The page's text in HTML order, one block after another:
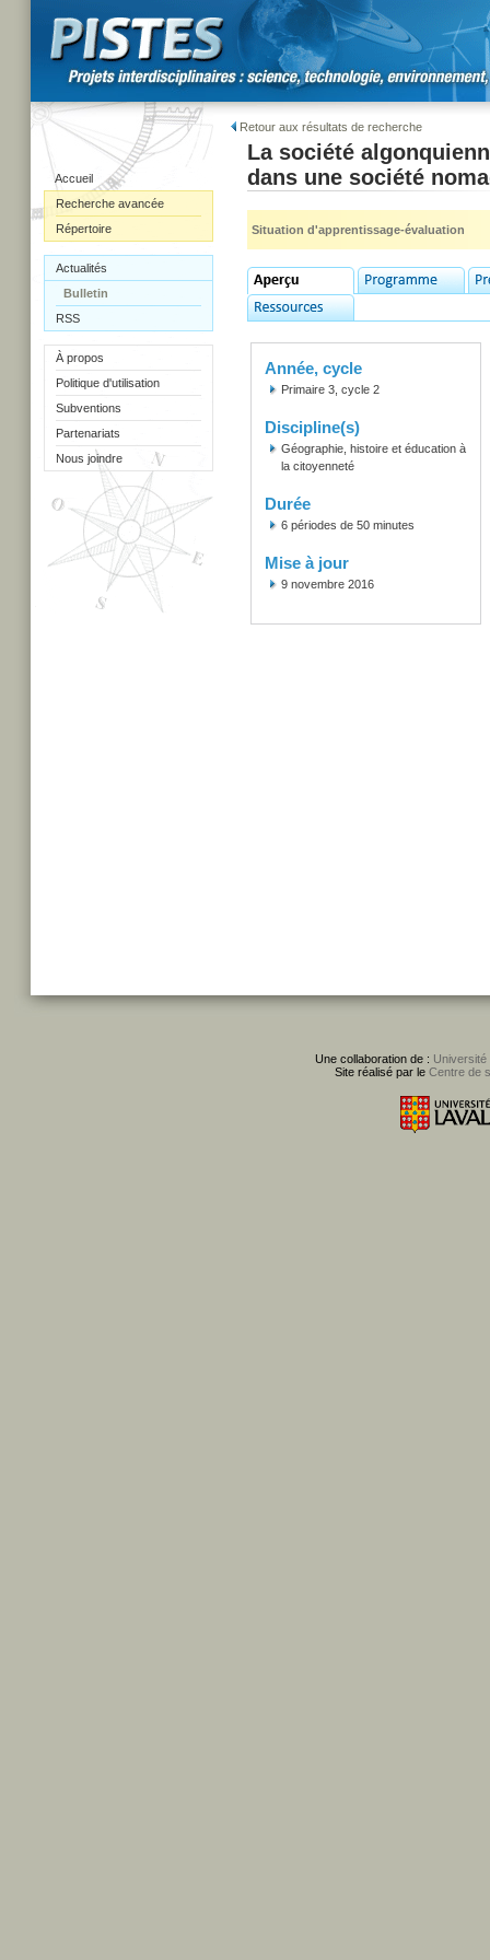
Accueil
Recherche avancée
Répertoire
Actualités
Bulletin
RSS
À propos
Politique d'utilisation
Subventions
Partenariats
Nous joindre
Retour aux résultats de recherche
La société
dans une société
Situation d'apprentissage-évaluation
Année, cycle
Primaire 3, cycle 2
Discipline(s)
Géographie, histoire et éducation à
la citoyenneté
Durée
6 périodes de 50 minutes
Mise à jour
9 novembre 2016
Une collaboration de : Université
Site réalisé par le Centre de